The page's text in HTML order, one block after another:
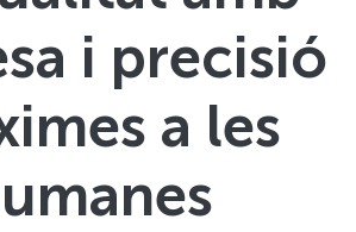
i precisió
a les